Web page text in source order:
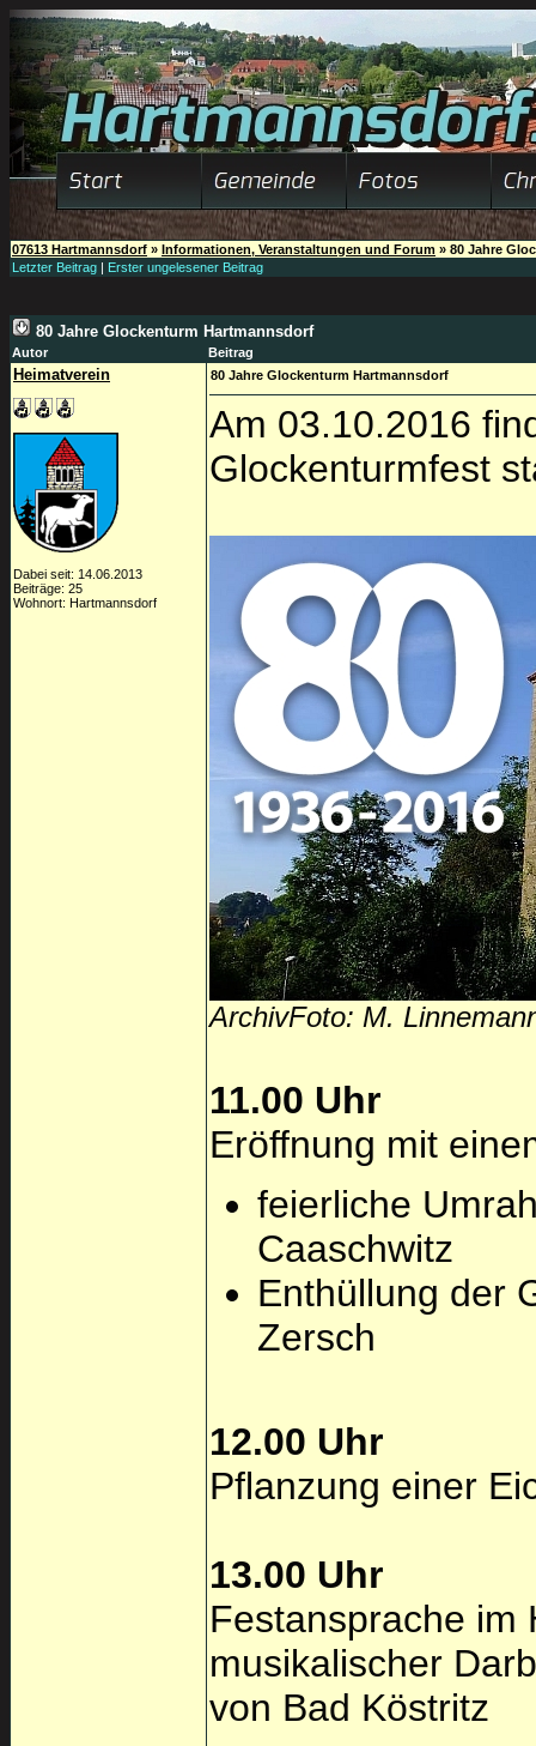
07613 Hartmannsdorf » Informationen, Veranstaltungen und Forum » 80 Jahre
Letzter Beitrag | Erster ungelesener Beitrag
80 Jahre Glockenturm Hartmannsdorf
Autor Beitrag
Heimatverein
Dabei seit: 14.06.2013
Beiträge: 25
Wohnort: Hartmannsdorf
80 Jahre Glockenturm Hartmannsdorf
Am 03.10.2016
Glockenturmfest
ArchivFoto: M.
11.00 Uhr
Eröffnung mit
feierliche
Caaschwitz
Enthüllung der
Zersch
12.00 Uhr
Pflanzung einer
13.00 Uhr
Festansprache im
musikalischer
von Bad Köstritz